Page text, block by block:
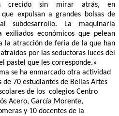
crecido sin mirar atrás, en
expulsan a grandes bolsas de
subdesarrollo. La maquinaria
exiliados económicos que pelean
la atracción de feria de la que han
por las seductoras luces del
pastel que les corresponde.»
se ha enmarcado otra actividad
de 70 estudiantes de Bellas Artes
de los colegios Centro
Acero, García Morente,
y 10 docentes de la